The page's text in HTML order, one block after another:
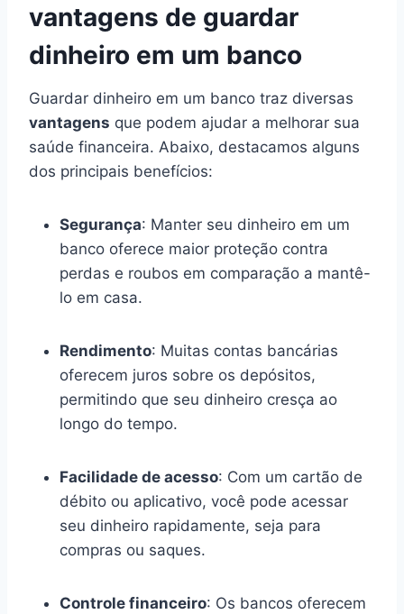
vantagens de guardar
dinheiro em um banco
Guardar dinheiro em um banco traz diversas
vantagens que podem ajudar a melhorar sua
saúde financeira. Abaixo, destacamos alguns
dos principais benefícios:
Segurança: Manter seu dinheiro em um
banco oferece maior proteção contra
perdas e roubos em comparação a mantê-
lo em casa.
Rendimento: Muitas contas bancárias
oferecem juros sobre os depósitos,
permitindo que seu dinheiro cresça ao
longo do tempo.
Facilidade de acesso: Com um cartão de
débito ou aplicativo, você pode acessar
seu dinheiro rapidamente, seja para
compras ou saques.
Controle financeiro: Os bancos oferecem